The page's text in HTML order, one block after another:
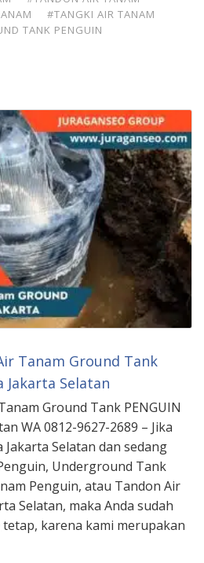
#TANGKI AIR TANAM
TANK PENGUIN
Tanam Ground Tank
Jakarta Selatan
Ground Tank PENGUIN
WA 0812-9627-2689 – Jika
Selatan dan sedang
Underground Tank
Penguin, atau Tandon Air
Selatan, maka Anda sudah
karena kami merupakan